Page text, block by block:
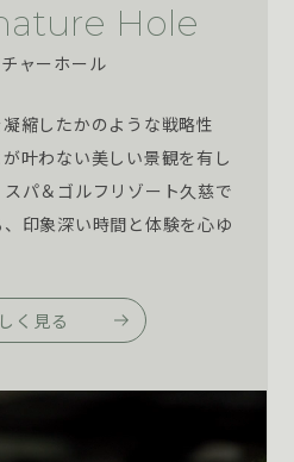
Hole
ャーホール
縮したかのような戦略性
叶わない美しい景観を有し
パ＆ゴルフリゾート久慈で
印象深い時間と体験を心ゆ
く見る